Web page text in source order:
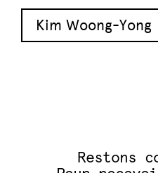
Kim Woong-
Restons